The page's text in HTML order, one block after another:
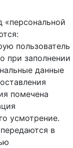
«персональной
пользователь
при заполнении
данные
помечена
усмотрение.
в